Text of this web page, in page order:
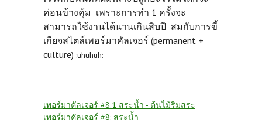
ค่อนข้างคุ้ม เพราะการทำ 1 ครั้งจะ
สามารถใช้งานได้นานเกินสิบปี สมกับการขี้
เกียจสไตล์เพอร์มาคัลเจอร์ (permanent +
culture) :uhuhuh:
เพอร์มาคัลเจอร์ #8.1 สระน้ำ - ต้นไม้ริมสระ
เพอร์มาคัลเจอร์ #8: สระน้ำ